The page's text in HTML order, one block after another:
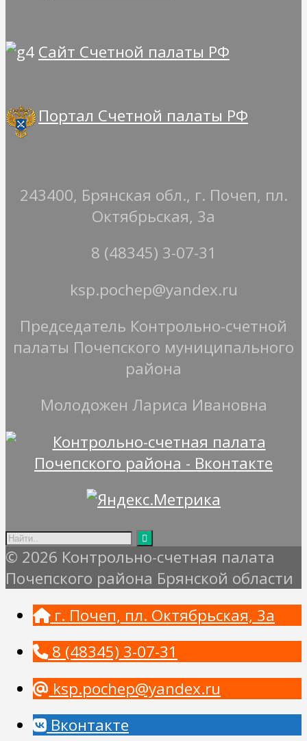
Сайт Счетной палаты РФ
Портал Счетной палаты РФ
243400, Брянская обл., г. Почеп, пл.
Октябрьская, 3а
8 (48345) 3-07-31
ksp.pochep@yandex.ru
Председатель Контрольно-счетной
палаты Почепского муниципального
района
Молодожен Лариса Ивановна
© 2026 Контрольно-счетная палата
Почепского района Брянской области
г. Почеп, пл. Октябрьская, 3а
8 (48345) 3-07-31
ksp.pochep@yandex.ru
Вконтакте